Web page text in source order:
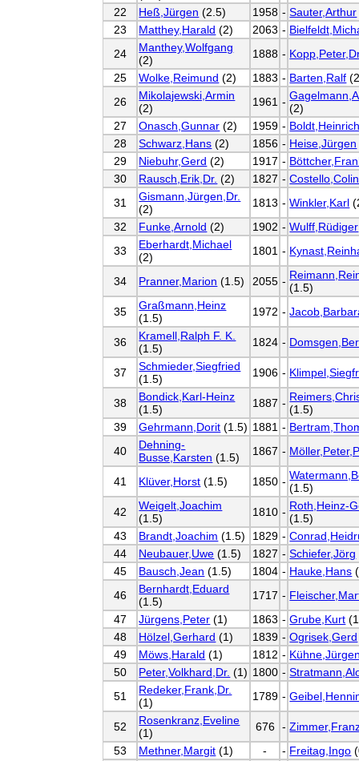
22
Heß,Jürgen (2.5) 1958 - Sauter,Arthur
23
Matthey,Harald (2) 2063 -
24
Manthey,Wolfgang
(2)
1888 -
25
Wolke,Reimund (2) 1883 - Barten,Ralf
26
Mikolajewski,Armin
(2)
1961 - (2)
27
Onasch,Gunnar (2) 1959 -
28
Schwarz,Hans (2) 1856 - Heise,Jürgen
29
Niebuhr,Gerd (2) 1917 -
30
Rausch,Erik,Dr. (2) 1827 - Costello,Colin
31
Gismann,Jürgen,Dr.
(2)
1813 - Winkler,Karl
32
Funke,Arnold (2) 1902 - Wulff,Rüdiger
33
Eberhardt,Michael
(2)
1801 -
34 Pranner,Marion (1.5) 2055 - (1.5)
35
Graßmann,Heinz
(1.5)
1972 -
36
Kramell,Ralph F. K.
(1.5)
1824 -
37
Schmieder,Siegfried
(1.5)
1906 -
38
Bondick,Karl-Heinz
(1.5)
1887 - (1.5)
39
Gehrmann,Dorit (1.5) 1881 -
40
Dehning-
Busse,Karsten (1.5) 1867 -
41 Klüver,Horst (1.5) 1850 - (1.5)
42
Weigelt,Joachim
(1.5)
1810 - Roth,Heinz-
(1.5)
43
Brandt,Joachim (1.5) 1829 -
44
Neubauer,Uwe (1.5) 1827 - Schiefer,Jörg
45
Bausch,Jean (1.5) 1804 - Hauke,Hans
46
Bernhardt,Eduard
(1.5)
1717 -
47
Jürgens,Peter (1) 1863 - Grube,Kurt
48
Hölzel,Gerhard (1) 1839 - Ogrisek,Gerd
49
Möws,Harald (1) 1812 -
50
Peter,Volkhard,Dr. (1) 1800 -
51
Redeker,Frank,Dr.
(1)
1789 -
52
Rosenkranz,Eveline
(1)
676 -
53
Methner,Margit (1) - - Freitag,Ingo